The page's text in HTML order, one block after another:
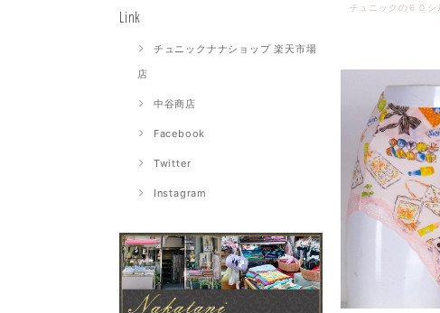
Link
チュニックナナショップ 楽天市場
店
中谷商店
Facebook
Twitter
Instagram